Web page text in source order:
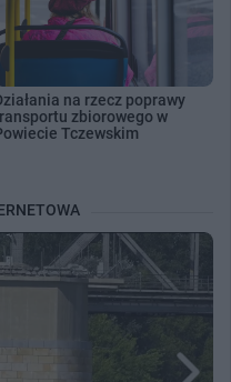
na rzecz poprawy
zbiorowego w
Tczewskim